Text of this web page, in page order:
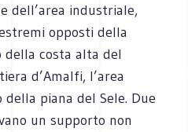
dell’area indu­striale,
oppo­sti della
costa alta del
d’Amalfi, l’area
piana del Sele. Due
un sup­porto non